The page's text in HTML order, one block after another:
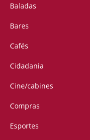
Baladas
Bares
Cafés
Cidadania
Cine/cabines
Compras
Esportes